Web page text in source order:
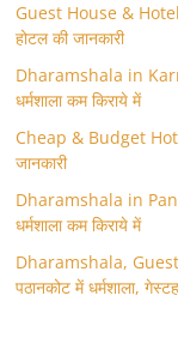
Guest House &
होटल की जानकारी
Dharamshala in
धर्मशाला कम किराये में
Cheap & Budget
जानकारी
Dharamshala in
धर्मशाला कम किराये में
Dharamshala,
पठानकोट में धर्मशाला,